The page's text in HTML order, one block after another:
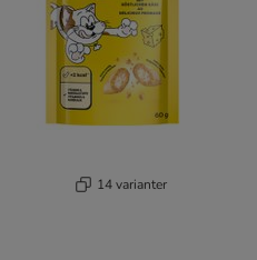
14 varianter